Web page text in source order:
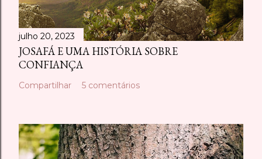
julho 20, 2023
JOSAFÁ E UMA HISTÓRIA SOBRE
CONFIANÇA
Compartilhar 5 comentários